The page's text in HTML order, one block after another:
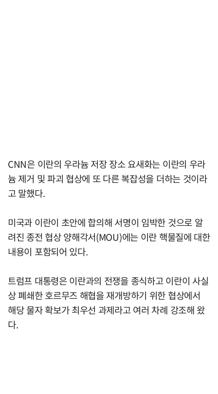
CNN은 이란의 우라늄 저장 장소 요새화는 이란의 우라
늄 제거 및 파괴 협상에 또 다른 복잡성을 더하는 것이라
고 말했다.
미국과 이란이 초안에 합의해 서명이 임박한 것으로 알
려진 종전 협상 양해각서(MOU)에는 이란 핵물질에 대한
내용이 포함되어 있다.
트럼프 대통령은 이란과의 전쟁을 종식하고 이란이 사실
상 폐쇄한 호르무즈 해협을 재개방하기 위한 협상에서
해당 물자 확보가 최우선 과제라고 여러 차례 강조해 왔
다.